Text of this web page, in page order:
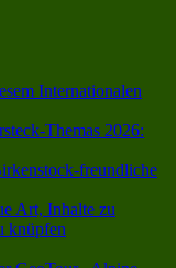
Internationalen
Themas 2026:
freundliche
Art, Inhalte zu
knüpfen